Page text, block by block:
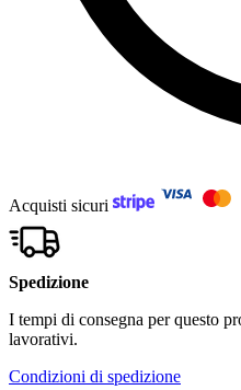
Acquisti sicuri
Spedizione
I tempi di consegna per questo
lavorativi.
Condizioni di spedizione